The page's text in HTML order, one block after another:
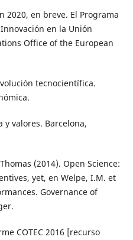
2020, en breve. El Programa
en la Unión
Office of the European
tecnocientífica.
y valores. Barcelona,
(2014). Open Science:
yet, en Welpe, I.M. et
Governance of
COTEC 2016 [recurso